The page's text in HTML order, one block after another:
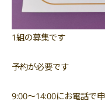
1組の募集です
予約が必要です
9:00〜14:00にお電話で